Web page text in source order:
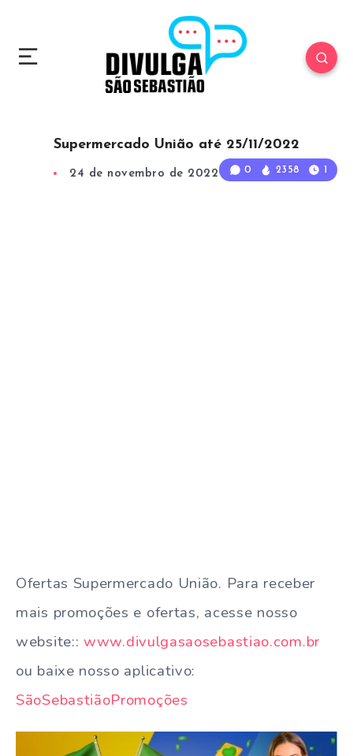
0 2358 1
Supermercado União até 25/11/2022
24 de novembro de 2022 1 Min Read
Ofertas Supermercado União. Para receber
mais promoções e ofertas, acesse nosso
website:: www.divulgasaosebastiao.com.br
ou baixe nosso aplicativo:
SãoSebastiãoPromoções